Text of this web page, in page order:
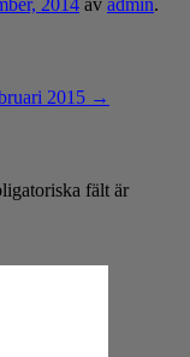
2015 →
fält är